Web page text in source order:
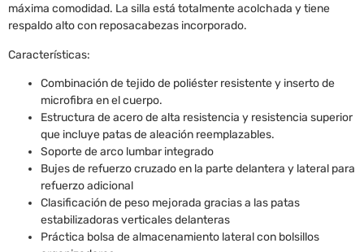
máxima comodidad. La silla está totalmente acolchada y tiene
respaldo alto con reposacabezas incorporado.
Características:
Combinación de tejido de poliéster resistente y inserto de
microfibra en el cuerpo.
Estructura de acero de alta resistencia y resistencia superior
que incluye patas de aleación reemplazables.
Soporte de arco lumbar integrado
Bujes de refuerzo cruzado en la parte delantera y lateral para
refuerzo adicional
Clasificación de peso mejorada gracias a las patas
estabilizadoras verticales delanteras
Práctica bolsa de almacenamiento lateral con bolsillos